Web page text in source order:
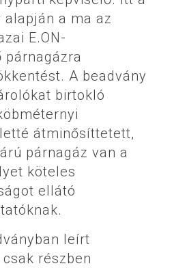
a ma az
E.ON-
párnagázra
A beadvány
birtokló
átminősíttetett,
párnagáz van a
köteles
ellátó
leírt
részben